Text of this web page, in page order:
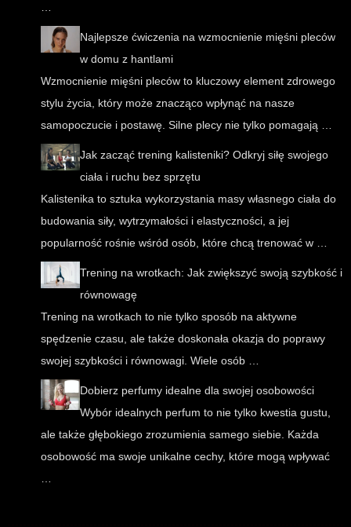
…
Najlepsze ćwiczenia na wzmocnienie mięśni pleców
w domu z hantlami
Wzmocnienie mięśni pleców to kluczowy element zdrowego
stylu życia, który może znacząco wpłynąć na nasze
samopoczucie i postawę. Silne plecy nie tylko pomagają …
Jak zacząć trening kalisteniki? Odkryj siłę swojego
ciała i ruchu bez sprzętu
Kalistenika to sztuka wykorzystania masy własnego ciała do
budowania siły, wytrzymałości i elastyczności, a jej
popularność rośnie wśród osób, które chcą trenować w …
Trening na wrotkach: Jak zwiększyć swoją szybkość i
równowagę
Trening na wrotkach to nie tylko sposób na aktywne
spędzenie czasu, ale także doskonała okazja do poprawy
swojej szybkości i równowagi. Wiele osób …
Dobierz perfumy idealne dla swojej osobowości
Wybór idealnych perfum to nie tylko kwestia gustu,
ale także głębokiego zrozumienia samego siebie. Każda
osobowość ma swoje unikalne cechy, które mogą wpływać
…